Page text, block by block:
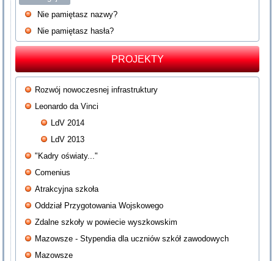
Nie pamiętasz nazwy?
Nie pamiętasz hasła?
PROJEKTY
Rozwój nowoczesnej infrastruktury
Leonardo da Vinci
LdV 2014
LdV 2013
"Kadry oświaty..."
Comenius
Atrakcyjna szkoła
Oddział Przygotowania Wojskowego
Zdalne szkoły w powiecie wyszkowskim
Mazowsze - Stypendia dla uczniów szkół zawodowych
Mazowsze